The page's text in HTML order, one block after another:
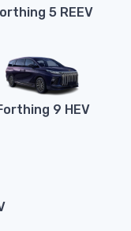
5 REEV
9 HEV